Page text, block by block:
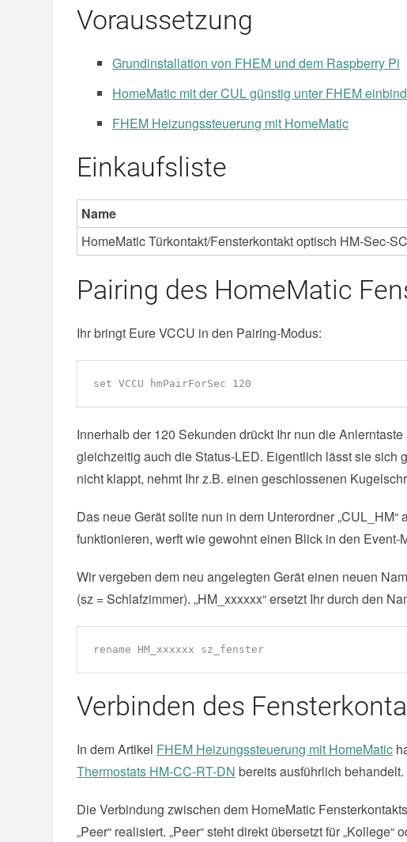
Voraussetzung
Grundinstallation von FHEM und dem Raspberry Pi
HomeMatic mit der CUL günstig unter FHEM
FHEM Heizungssteuerung mit HomeMatic
Einkaufsliste
Name
HomeMatic Türkontakt/Fensterkontakt optisch HM-Sec-
Pairing des HomeMatic
Ihr bringt Eure VCCU in den Pairing-Modus:
set VCCU hmPairForSec 120
Innerhalb der 120 Sekunden drückt Ihr nun die
gleichzeitig auch die Status-LED. Eigentlich lässt sie sich
nicht klappt, nehmt Ihr z.B. einen geschlossenen
Das neue Gerät sollte nun in dem Unterordner
funktionieren, werft wie gewohnt einen Blick in den Event-
Wir vergeben dem neu angelegten Gerät einen neuen
(sz = Schlafzimmer). „HM_xxxxxx“ ersetzt Ihr durch den
rename HM_xxxxxx sz_fenster
Verbinden des
In dem Artikel FHEM Heizungssteuerung mit HomeMatic
Thermostats HM-CC-RT-DN bereits ausführlich behandelt.
Die Verbindung zwischen dem HomeMatic
„Peer“ realisiert. „Peer“ steht direkt übersetzt für „Kollege“